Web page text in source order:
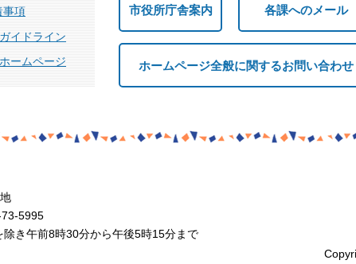
事項
イドライン
ームページ
市役所庁舎案内 各課へのメール
ホームページ全般に関するお問い合わせ
5995
き午前8時30分から午後5時15分まで